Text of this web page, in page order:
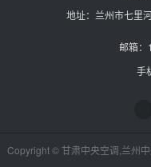
地址：兰州市七里
邮箱
手
Copyright © 甘肃中央空调,兰州